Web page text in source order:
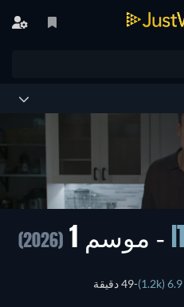
- موسم 1 (2026)
6.9 (1.2k) 49 دقيقة